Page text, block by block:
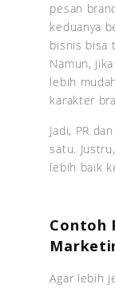
pesan
keduanya
bisnis bisa
Namun,
lebih
karakter
Jadi, PR
satu.
lebih baik
Contoh
Agar lebih